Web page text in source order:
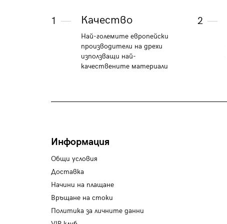
1 Качество
Най-големите европейски
производители на дрехи
използващи най-
качествените материали
2
Информация
Общи условия
Доставка
Начини на плащане
Връщане на стоки
Политика за личните данни